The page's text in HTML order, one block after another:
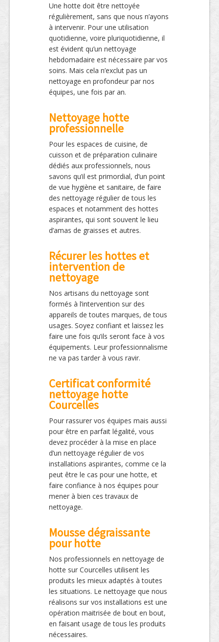
Une hotte doit être nettoyée
régulièrement, sans que nous n’ayons
à intervenir. Pour une utilisation
quotidienne, voire pluriquotidienne, il
est évident qu’un nettoyage
hebdomadaire est nécessaire par vos
soins. Mais cela n’exclut pas un
nettoyage en profondeur par nos
équipes, une fois par an.
Nettoyage hotte
professionnelle
Pour les espaces de cuisine, de
cuisson et de préparation culinaire
dédiés aux professionnels, nous
savons qu’il est primordial, d’un point
de vue hygiène et sanitaire, de faire
des nettoyage régulier de tous les
espaces et notamment des hottes
aspirantes, qui sont souvent le lieu
d’amas de graisses et autres.
Récurer les hottes et
intervention de
nettoyage
Nos artisans du nettoyage sont
formés à l’intervention sur des
appareils de toutes marques, de tous
usages. Soyez confiant et laissez les
faire une fois qu’ils seront face à vos
équipements. Leur professionnalisme
ne va pas tarder à vous ravir.
Certificat conformité
nettoyage hotte
Courcelles
Pour rassurer vos équipes mais aussi
pour être en parfait légalité, vous
devez procéder à la mise en place
d’un nettoyage régulier de vos
installations aspirantes, comme ce la
peut être le cas pour une hotte, et
faire confiance à nos équipes pour
mener à bien ces travaux de
nettoyage.
Mousse dégraissante
pour hotte
Nos professionnels en nettoyage de
hotte sur Courcelles utilisent les
produits les mieux adaptés à toutes
les situations. Le nettoyage que nous
réalisons sur vos installations est une
opération maitrisée de bout en bout,
en faisant usage de tous les produits
nécessaires.